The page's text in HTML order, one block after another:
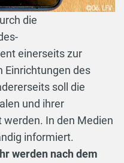
die
einerseits zur
Einrichtungen des
soll die
und ihrer
In den Medien
informiert.
werden nach dem